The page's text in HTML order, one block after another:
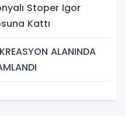
Stoper Igor
Kattı
ALANINDA